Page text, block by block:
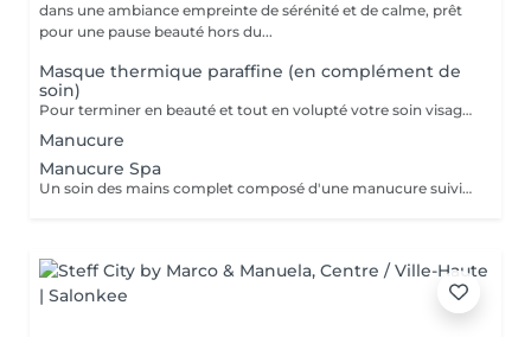
dans une ambiance empreinte de sérénité et de calme, prêt
pour une pause beauté hors du...
Masque thermique paraffine (en complément de
soin)
Pour terminer en beauté et tout en volupté votre soin visage, nous vous proposons le 'double masque '. Cela consiste en une application d'un masque crème bourré d'actifs hydratants/régénérants/anti-âge ou anti-oxydants suivi d'un bain de paraffine tiède. Ceci permet la pénétration intégrale du masque crème grâce à la chaleur de la paraffine et un fin de soin en douceur grâce aux actifs de la paraffine adoucissants et calmants. Une véritable sensation de détente.
Manucure
Manucure Spa
Un soin des mains complet composé d'une manucure suivie d'un gommage et pour terminer un bain de paraffine pour des mains douces et lisses.